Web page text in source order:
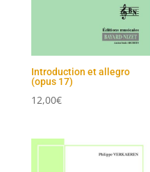
Introduction et allegro
(opus 17)
12,00€